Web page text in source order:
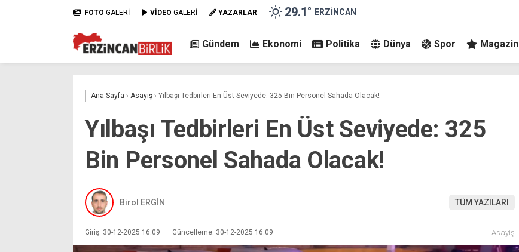
FOTO GALERİ VİDEO GALERİ YAZARLAR 29.1° ERZINCAN
Gündem Ekonomi Politika Dünya Spor Magazin
Ana Sayfa › Asayiş › Yılbaşı Tedbirleri En Üst Seviyede: 325 Bin Personel Sahada Olacak!
Yılbaşı Tedbirleri En Üst Seviyede: 325
Bin Personel Sahada Olacak!
Birol ERGİN TÜM YAZILARI
Giriş: 30-12-2025 16:09 Güncelleme: 30-12-2025 16:09 Asayiş